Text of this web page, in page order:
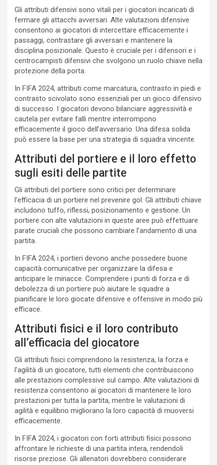
Gli attributi difensivi sono vitali per i giocatori incaricati di
fermare gli attacchi avversari. Alte valutazioni difensive
consentono ai giocatori di intercettare efficacemente i
passaggi, contrastare gli avversari e mantenere la
disciplina posizionale. Questo è cruciale per i difensori e i
centrocampisti difensivi che svolgono un ruolo chiave nella
protezione della porta.
In FIFA 2024, attributi come marcatura, contrasto in piedi e
contrasto scivolato sono essenziali per un gioco difensivo
di successo. I giocatori devono bilanciare aggressività e
cautela per evitare falli mentre interrompono
efficacemente il gioco dell’avversario. Una difesa solida
può essere la base per una strategia di squadra vincente.
Attributi del portiere e il loro effetto
sugli esiti delle partite
Gli attributi del portiere sono critici per determinare
l’efficacia di un portiere nel prevenire gol. Gli attributi chiave
includono tuffo, riflessi, posizionamento e gestione. Un
portiere con alte valutazioni in queste aree può effettuare
parate cruciali che possono cambiare l’andamento di una
partita.
In FIFA 2024, i portieri devono anche possedere buone
capacità comunicative per organizzare la difesa e
anticipare le minacce. Comprendere i punti di forza e di
debolezza di un portiere può aiutare le squadre a
pianificare le loro giocate difensive e offensive in modo più
efficace.
Attributi fisici e il loro contributo
all’efficacia del giocatore
Gli attributi fisici comprendono la resistenza, la forza e
l’agilità di un giocatore, tutti elementi che contribuiscono
alle prestazioni complessive sul campo. Alte valutazioni di
resistenza consentono ai giocatori di mantenere le loro
prestazioni per tutta la partita, mentre le valutazioni di
agilità e equilibrio migliorano la loro capacità di muoversi
efficacemente.
In FIFA 2024, i giocatori con forti attributi fisici possono
affrontare le richieste di una partita intera, rendendoli
risorse preziose. Gli allenatori dovrebbero considerare